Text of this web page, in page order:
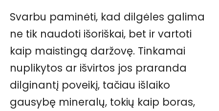
Svarbu paminėti, kad dilgėles galima
ne tik naudoti išoriškai, bet ir vartoti
kaip maistingą daržovę. Tinkamai
nuplikytos ar išvirtos jos praranda
dilginantį poveikį, tačiau išlaiko
gausybę mineralų, tokių kaip boras,